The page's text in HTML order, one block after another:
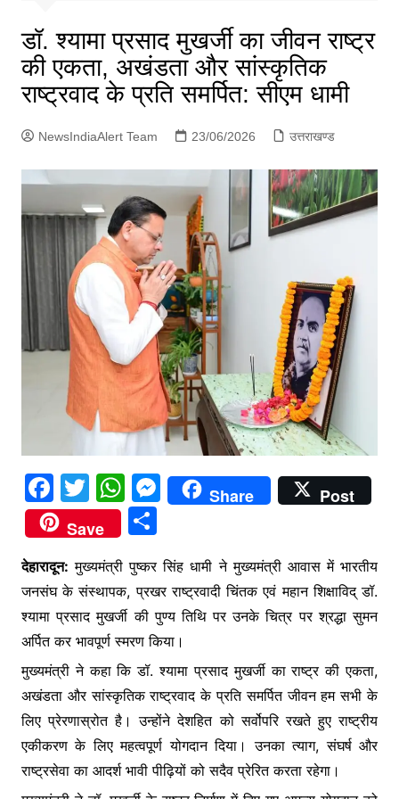
डॉ. श्यामा प्रसाद मुखर्जी का जीवन राष्ट्र
की एकता, अखंडता और सांस्कृतिक
राष्ट्रवाद के प्रति समर्पित: सीएम धामी
NewsIndiaAlert Team 23/06/2026 उत्तराखण्ड
F
a
c
e
b
o
o
k
T
w
itt
er
W
h
at
s
A
p
p
M
e
s
e
n
g
er
Share
Post
Save
S
ar
e
देहारादून: मुख्यमंत्री पुष्कर सिंह धामी ने मुख्यमंत्री आवास में भारतीय
जनसंघ के संस्थापक, प्रखर राष्ट्रवादी चिंतक एवं महान शिक्षाविद् डॉ.
श्यामा प्रसाद मुखर्जी की पुण्य तिथि पर उनके चित्र पर श्रद्धा सुमन
अर्पित कर भावपूर्ण स्मरण किया।
मुख्यमंत्री ने कहा कि डॉ. श्यामा प्रसाद मुखर्जी का राष्ट्र की एकता,
अखंडता और सांस्कृतिक राष्ट्रवाद के प्रति समर्पित जीवन हम सभी के
लिए प्रेरणास्रोत है। उन्होंने देशहित को सर्वोपरि रखते हुए राष्ट्रीय
एकीकरण के लिए महत्वपूर्ण योगदान दिया। उनका त्याग, संघर्ष और
राष्ट्रसेवा का आदर्श भावी पीढ़ियों को सदैव प्रेरित करता रहेगा।
e